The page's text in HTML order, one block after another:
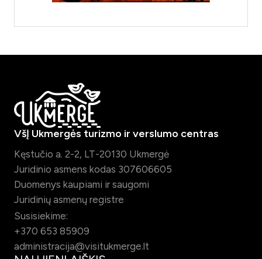
VšĮ Ukmergės turizmo ir verslumo centras
Kęstučio a. 2-2, LT-20130 Ukmergė
Juridinio asmens kodas 307606605
Duomenys kaupiami ir saugomi
Juridinių asmenų registre
Susisiekime:
+370 653 85909
administracija@visitukmerge.lt